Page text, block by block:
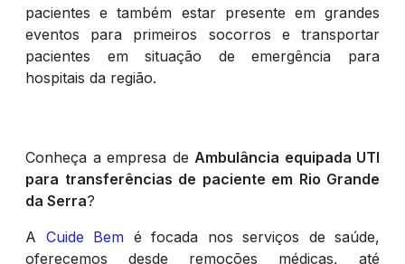
pacientes e também estar presente em grandes
eventos para primeiros socorros e transportar
pacientes em situação de emergência para
hospitais da região.
Conheça a empresa de Ambulância equipada UTI
para transferências de paciente em Rio Grande
da Serra?
A Cuide Bem é focada nos serviços de saúde,
oferecemos desde remoções médicas, até